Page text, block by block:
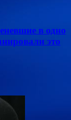
в одно
это